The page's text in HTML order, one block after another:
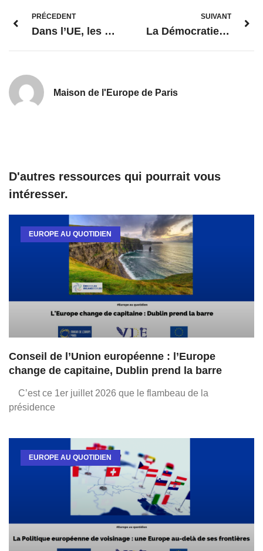
PRÉCEDENT
Dans l’UE, les femmes sont aussi bien payées que les hommes. Vraiment ?
SUIVANT
La Démocratie – newsletter des Centres Europe Direct d’Ile-de-France
Maison de l'Europe de Paris
D'autres ressources qui pourrait vous
intéresser.
EUROPE AU QUOTIDIEN
Conseil de l’Union européenne : l’Europe
change de capitaine, Dublin prend la barre
C’est ce 1er juillet 2026 que le flambeau de la
présidence
EUROPE AU QUOTIDIEN